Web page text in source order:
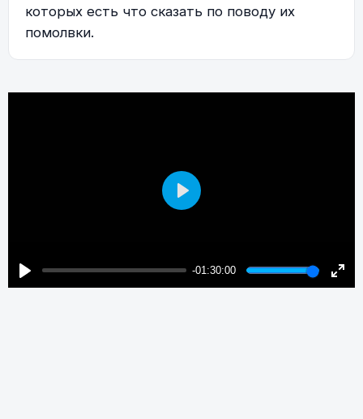
которых есть что сказать по поводу их
помолвки.
Play
-01:30:00
Enter
Play